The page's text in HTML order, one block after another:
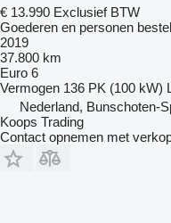
€ 13.990 Exclusief BTW
Goederen en personen
2019
37.800 km
Euro 6
Vermogen 136 PK (100 kW)
Nederland, Bunschoten-
Koops Trading
Contact opnemen met